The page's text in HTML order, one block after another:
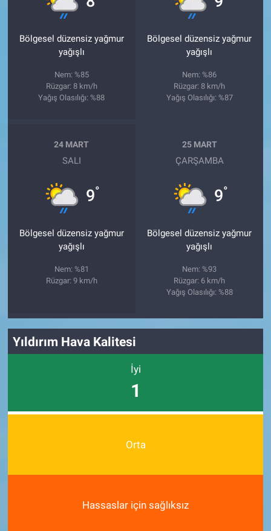
Bölgesel düzensiz yağmur
yağışlı
Nem: %85
Rüzgar: 8 km/h
Yağış Olasılığı: %88
Bölgesel düzensiz yağmur
yağışlı
Nem: %86
Rüzgar: 8 km/h
Yağış Olasılığı: %87
24 MART
SALI
9°
Bölgesel düzensiz yağmur
yağışlı
Nem: %81
Rüzgar: 9 km/h
25 MART
ÇARŞAMBA
9°
Bölgesel düzensiz yağmur
yağışlı
Nem: %93
Rüzgar: 6 km/h
Yağış Olasılığı: %88
Yıldırım Hava Kalitesi
İyi
1
Orta
Hassaslar için sağlıksız